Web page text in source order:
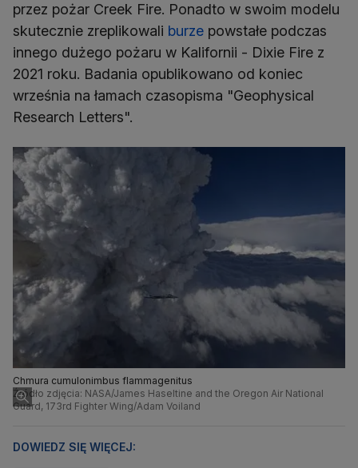
przez pożar Creek Fire. Ponadto w swoim modelu
skutecznie zreplikowali burze powstałe podczas
innego dużego pożaru w Kalifornii - Dixie Fire z
2021 roku. Badania opublikowano od koniec
września na łamach czasopisma "Geophysical
Research Letters".
Chmura cumulonimbus flammagenitus
Źródło zdjęcia: NASA/James Haseltine and the Oregon Air National
Guard, 173rd Fighter Wing/Adam Voiland
DOWIEDZ SIĘ WIĘCEJ: